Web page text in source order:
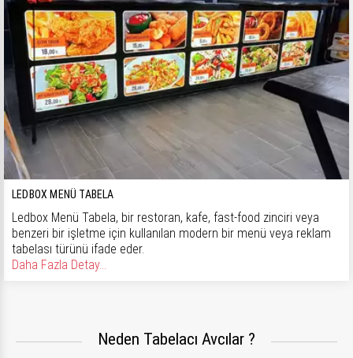
LEDBOX MENÜ TABELA
Ledbox Menü Tabela, bir restoran, kafe, fast-food zinciri veya
benzeri bir işletme için kullanılan modern bir menü veya reklam
tabelası türünü ifade eder.
Daha Fazla Detay...
Neden Tabelacı Avcılar ?